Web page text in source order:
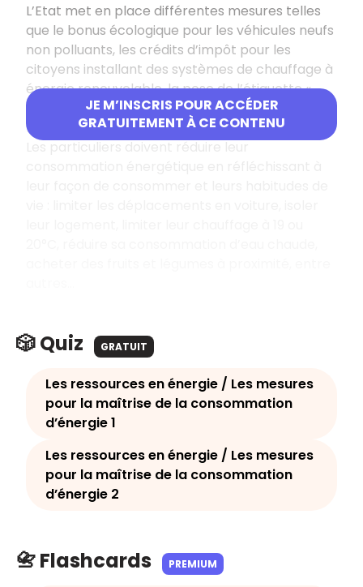
JE M’INSCRIS POUR ACCÉDER
GRATUITEMENT À CE CONTENU
L’Etat met en place différentes mesures telles
que le bonus écologique pour les véhicules neufs
non polluants, les crédits d’impôt pour les
citoyens installant des systèmes de chauffage à
énergie renouvelable, la pose de l’étiquette «
énergie » sur les appareils, véhicules et
logements.
Les particuliers doivent réduire leur
🎲 Quiz GRATUIT
Les ressources en énergie / Les mesures
pour la maîtrise de la consommation
d’énergie 1
Les ressources en énergie / Les mesures
pour la maîtrise de la consommation
d’énergie 2
📇 Flashcards PREMIUM